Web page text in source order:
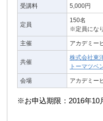
受講料 5,000円
定員
150名
※定員にな
主催 アカデミー
共催
株式会社東
トーマツベ
会場 アカデミー
※お申込期限：2016年10